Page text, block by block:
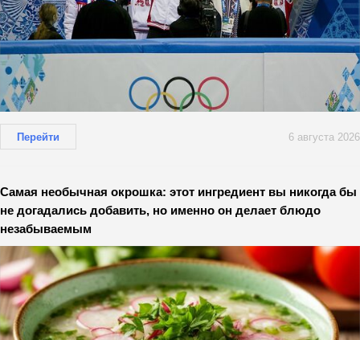
Перейти 6 августа 2026
Самая необычная окрошка: этот ингредиент вы никогда бы
не догадались добавить, но именно он делает блюдо
незабываемым